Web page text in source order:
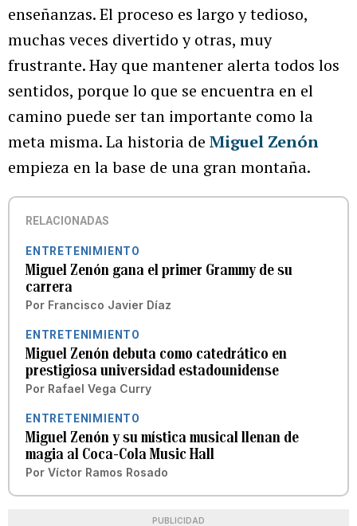
enseñanzas. El proceso es largo y tedioso,
muchas veces divertido y otras, muy
frustrante. Hay que mantener alerta todos los
sentidos, porque lo que se encuentra en el
camino puede ser tan importante como la
meta misma. La historia de Miguel Zenón
empieza en la base de una gran montaña.
RELACIONADAS
ENTRETENIMIENTO
Miguel Zenón gana el primer Grammy de su
carrera
Por Francisco Javier Díaz
ENTRETENIMIENTO
Miguel Zenón debuta como catedrático en
prestigiosa universidad estadounidense
Por Rafael Vega Curry
ENTRETENIMIENTO
Miguel Zenón y su mística musical llenan de
magia al Coca-Cola Music Hall
Por Víctor Ramos Rosado
PUBLICIDAD